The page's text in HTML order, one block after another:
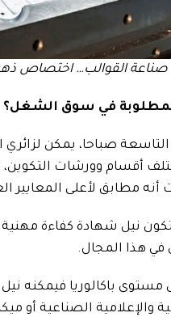
صناعة القوالب… اختصاص
في سوق الشغل؟
صباحا، يمكن لزائري
أقسام وورشات
أنه مطابق لأعلى
نيل شهادة كفاءة
في هذا المجال.
مستوى باكالوريا فيمكنه
والإعلامية الصناعية أو